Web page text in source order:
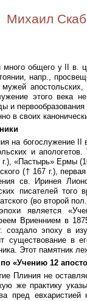
Михаил
много общего у II в.
напр.,
мужей
этого века
и
в своих
на богослужение
и
г.), «Пастырь» Ермы
(† 167 г.),
св. Иринея
писателей
(во второй
является
Вриеннием в
создало эпоху в
существование в
Этот памятник
по «Учению 12
Плиния не
же практику
пред